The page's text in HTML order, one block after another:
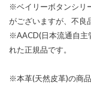
※ベイリーボタンシリ
がございますが、不良
※AACD(日本流通自主
れた正規品です。
※本革(天然皮革)の商